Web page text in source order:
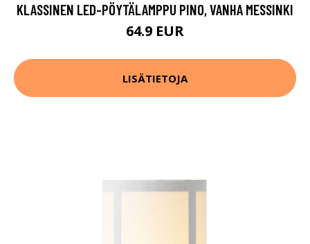
KLASSINEN LED-PÖYTÄLAMPPU PINO, VANHA MESSINKI
64.9 EUR
LISÄTIETOJA